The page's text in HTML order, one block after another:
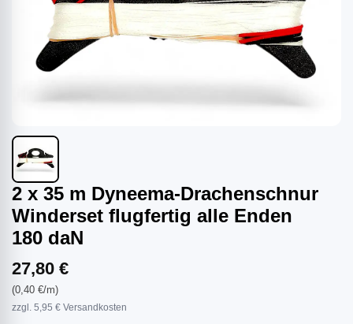
2 x 35 m Dyneema-Drachenschnur
Winderset flugfertig alle Enden
180 daN
27,80 €
(0,40 €/m)
zzgl. 5,95 € Versandkosten